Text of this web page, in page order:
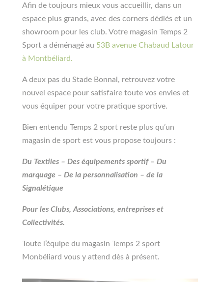
Afin de toujours mieux vous accueillir, dans un
espace plus grands, avec des corners dédiés et un
showroom pour les club. Votre magasin Temps 2
Sport a déménagé au 53B avenue Chabaud Latour
à Montbéliard.
A deux pas du Stade Bonnal, retrouvez votre
nouvel espace pour satisfaire toute vos envies et
vous équiper pour votre pratique sportive.
Bien entendu Temps 2 sport reste plus qu’un
magasin de sport est vous propose toujours :
Du Textiles – Des équipements sportif – Du
marquage – De la personnalisation – de la
Signalétique
Pour les Clubs, Associations, entreprises et
Collectivités.
Toute l’équipe du magasin Temps 2 sport
Monbéliard vous y attend dès à présent.